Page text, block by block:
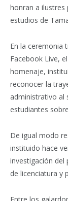
honran a ilustres
estudios de
En la ceremonia
Facebook Live,
homenaje,
reconocer la
administrativo al
estudiantes
De igual modo
instituido hace
investigación del
de licenciatura y